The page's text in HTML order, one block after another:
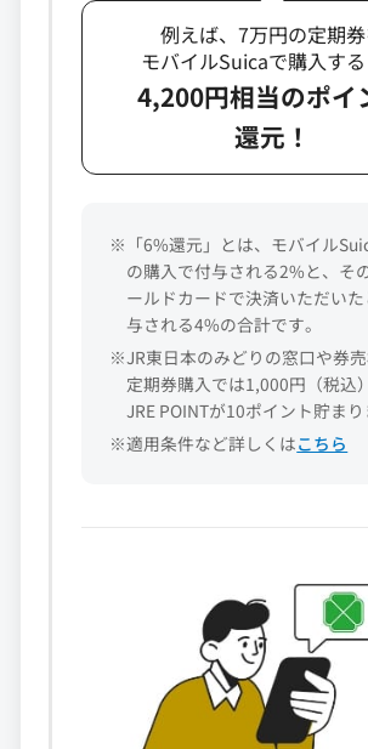
例えば、7万円の定期
モバイルSuicaで購入する
4,200円相当のポイ
還元！
※「6%還元」とは、モバイル
の購入で付与される2%と、そ
ールドカードで決済いただい
与される4%の合計です。
※JR東日本のみどりの窓口や券
定期券購入では1,000円（税込
JRE POINTが10ポイント貯まり
※適用条件など詳しくはこちら